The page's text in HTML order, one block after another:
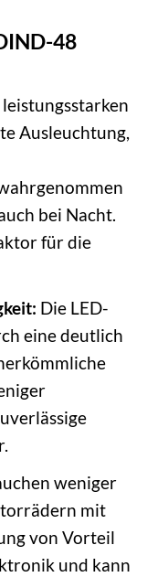
48
Ausleuchtung,
bei Nacht.
für die
Die LED-
eine deutlich
weniger
mit
von Vorteil
und kann